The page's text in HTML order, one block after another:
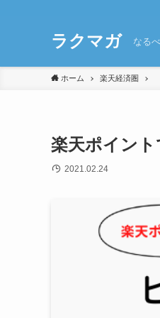
ラクマガ なる
ホーム 楽天経済圏
楽天ポイン
2021.02.24